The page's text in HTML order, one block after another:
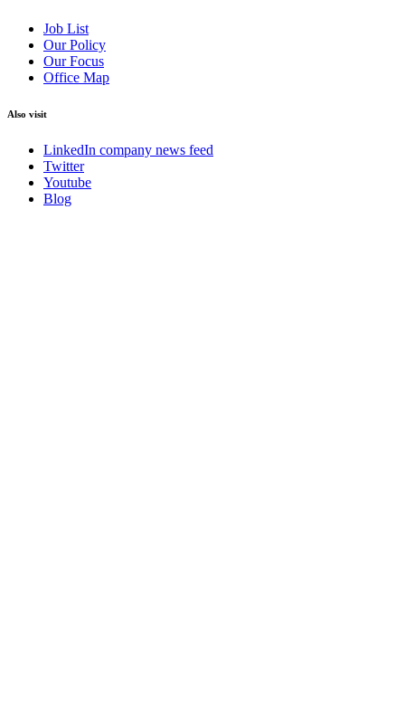
Job List
Our Policy
Our Focus
Office Map
Also visit
LinkedIn company news feed
Twitter
Youtube
Blog